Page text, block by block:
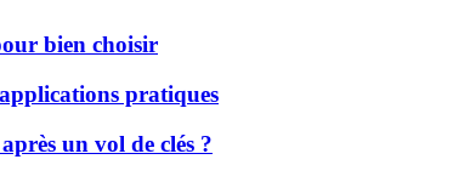
bien choisir
pratiques
un vol de clés ?